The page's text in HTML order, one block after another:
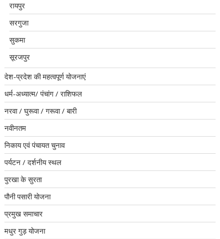
रायपुर
सरगुजा
सुकमा
सूरजपुर
देश-प्रदेश की महत्वपूर्ण योजनाएं
धर्म-अध्यात्म/ पंचांग / राशिफल
नरवा / घुरूवा / गरूवा / बारी
नवीनतम
निकाय एवं पंचायत चुनाव
पर्यटन / दर्शनीय स्थल
पुरखा के सुरता
पौनी पसारी योजना
प्रमुख समाचार
मधुर गुड़ योजना